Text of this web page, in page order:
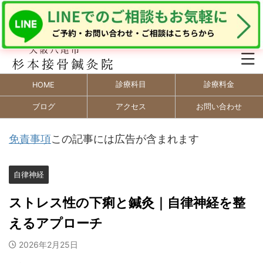
HOME 診療科目 診療料金
ブログ アクセス お問い合わせ
免責事項この記事には広告が含まれます
自律神経
ストレス性の下痢と鍼灸｜自律神経を整
えるアプローチ
2026年2月25日